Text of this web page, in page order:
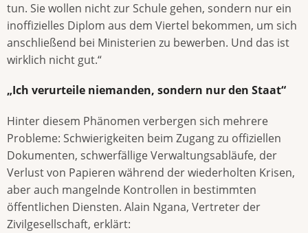
tun. Sie wollen nicht zur Schule gehen, sondern nur ein
inoffizielles Diplom aus dem Viertel bekommen, um sich
anschließend bei Ministerien zu bewerben. Und das ist
wirklich nicht gut.“
„Ich verurteile niemanden, sondern nur den Staat“
Hinter diesem Phänomen verbergen sich mehrere
Probleme: Schwierigkeiten beim Zugang zu offiziellen
Dokumenten, schwerfällige Verwaltungsabläufe, der
Verlust von Papieren während der wiederholten Krisen,
aber auch mangelnde Kontrollen in bestimmten
öffentlichen Diensten. Alain Ngana, Vertreter der
Zivilgesellschaft, erklärt: